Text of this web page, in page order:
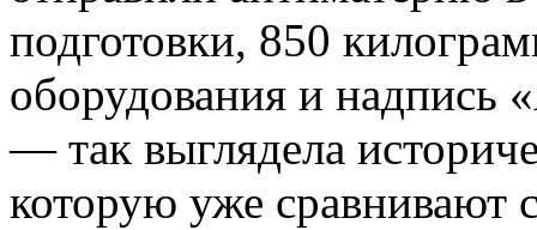
подготовки, 850
оборудования и надпись
— так выглядела
которую уже сравнивают